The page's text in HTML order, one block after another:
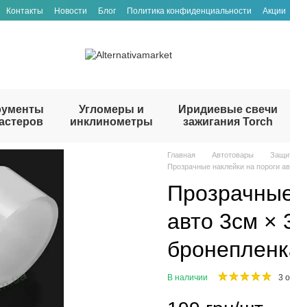
Контакты Новости Блог Политика конфиденциальности Акции
Угломеры и
инклинометры
Иридиевые свечи
зажигания Torch
Главная Автотовары
Прозрачные наклейки на пороги
авто 3см ×
В наличии 3